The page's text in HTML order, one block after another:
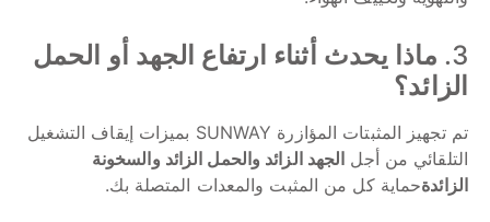
3. ماذا يحدث أثناء ارتفاع الجهد أو الحمل
الزائد؟
تم تجهيز المثبتات المؤازرة SUNWAY بميزات إيقاف التشغيل
التلقائي من أجل الجهد الزائد والحمل الزائد والسخونة
الزائدةحماية كل من المثبت والمعدات المتصلة بك.